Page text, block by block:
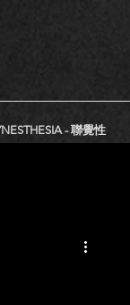
- 聯覺性